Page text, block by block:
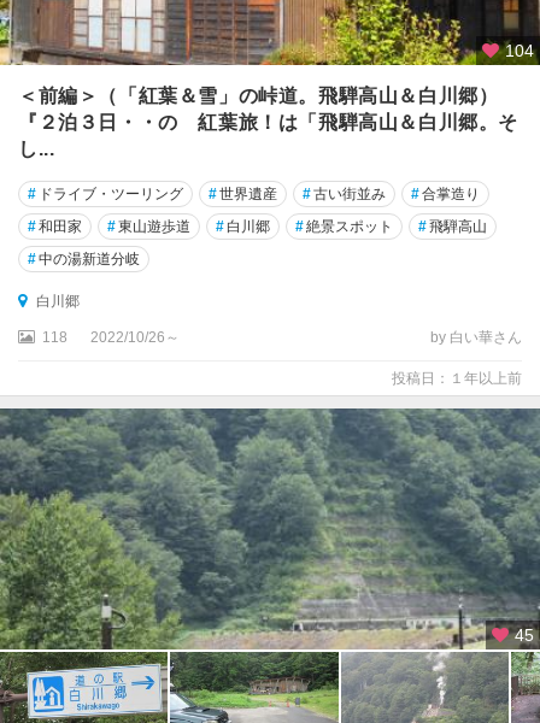
大
垣
養
濃
加
茂
・
可
児
市
多
治
見
・
恵
那
・
中
津
川
104
＜前編＞（「紅葉＆雪」の峠道。飛騨高山＆白川郷）
『２泊３日・・の 紅葉旅！は「飛騨高山＆白川郷。そ
し...
# ドライブ・ツーリング #世界遺産 #古い街並み #合掌造り
#和田家 #東山遊歩道 # 白川郷 #絶景スポット #飛騨高山
#中の湯新道分岐
白川郷
118 2022/10/26～ by 白い華さん
投稿日：１年以上前
45